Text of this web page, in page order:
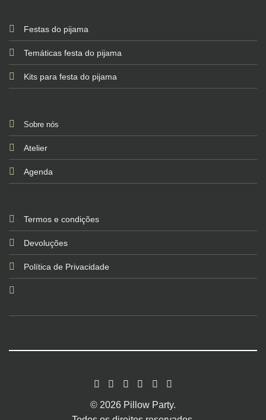
Festas do pijama
Temáticas festa do pijama
Kits para festa do pijama
Sobre nós
Atelier
Agenda
Termos e condições
Devoluções
Política de Privacidade
© 2026 Pillow Party.